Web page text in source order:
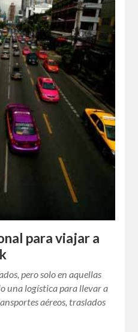
para viajar a
pero solo en aquellas
una logística para llevar a
aéreos, traslados